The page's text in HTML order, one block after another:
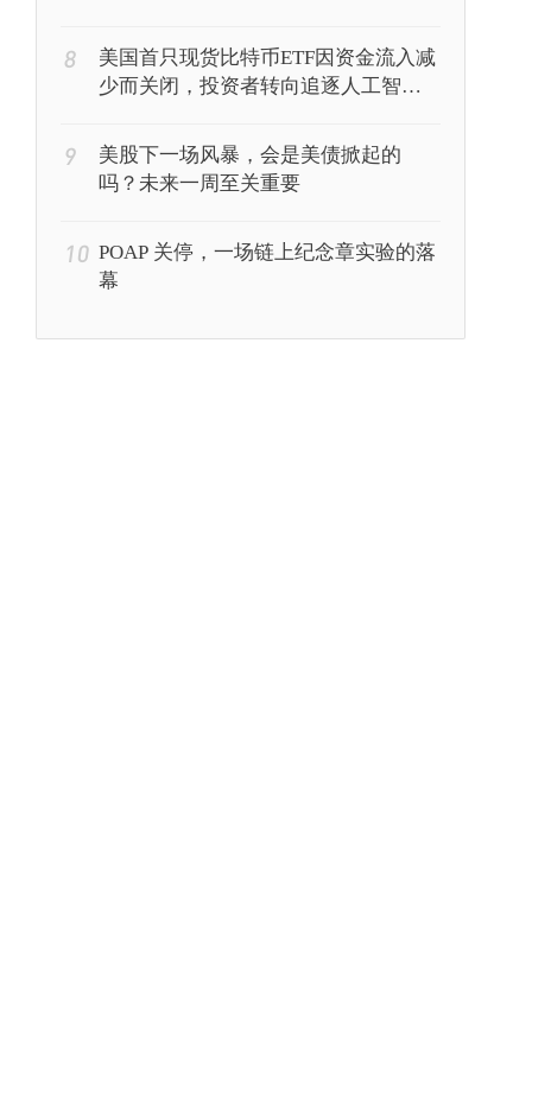
8
美国首只现货比特币ETF因资金流入减
少而关闭，投资者转向追逐人工智能
9
美股下一场风暴，会是美债掀起的
吗？未来一周至关重要
10 POAP 关停，一场链上纪念章实验的落
幕